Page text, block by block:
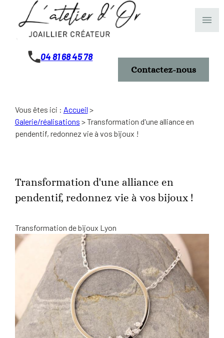
menu
04 81 68 45 78
Contactez-nous
Vous êtes ici : Accueil >
Galerie/réalisations >Transformation d'une alliance en
pendentif, redonnez vie à vos bijoux !
Transformation d'une alliance en
pendentif, redonnez vie à vos bijoux !
Transformation de bijoux Lyon
Panneau de gestion des cookies